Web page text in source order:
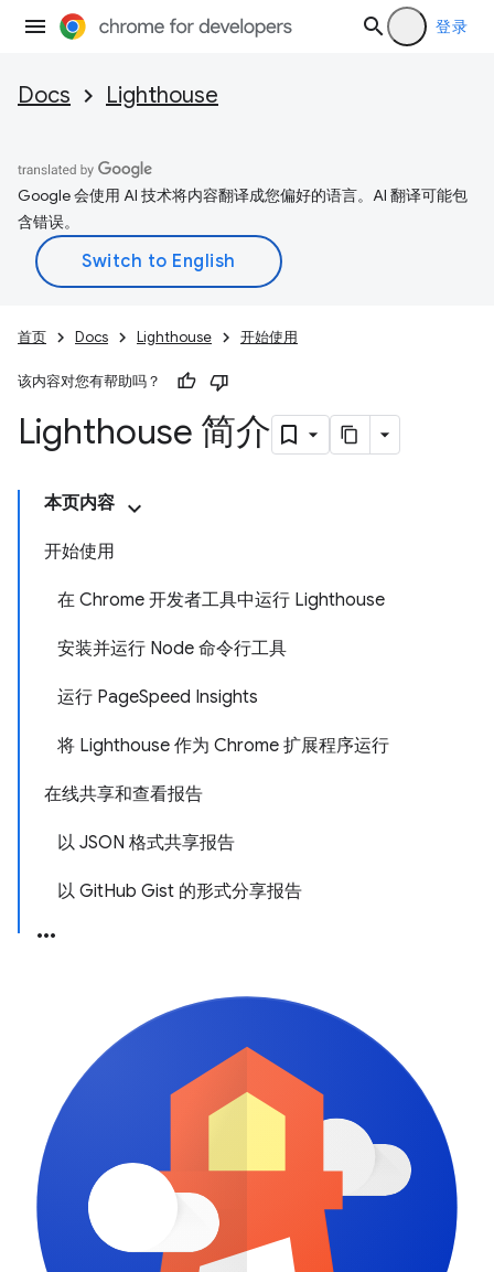
登录
Docs Lighthouse
Google 会使用 AI 技术将内容翻译成您偏好的语言。AI 翻译可能包
含错误。
首页 Docs Lighthouse 开始使用
该内容对您有帮助吗？
Lighthouse 简介
本页内容
开始使用
在 Chrome 开发者工具中运行 Lighthouse
安装并运行 Node 命令行工具
运行 PageSpeed Insights
将 Lighthouse 作为 Chrome 扩展程序运行
在线共享和查看报告
以 JSON 格式共享报告
以 GitHub Gist 的形式分享报告